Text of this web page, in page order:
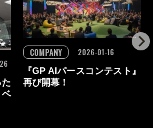
『GP AIパースコンテスト』
再び開幕！
COMPANY 2026-01-16